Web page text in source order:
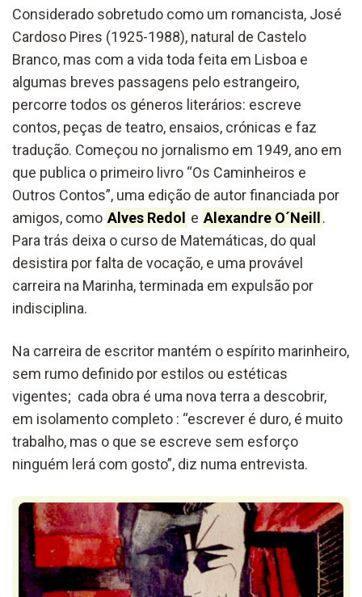
Considerado sobretudo como um romancista, José
Cardoso Pires (1925-1988), natural de Castelo
Branco, mas com a vida toda feita em Lisboa e
algumas breves passagens pelo estrangeiro,
percorre todos os géneros literários: escreve
contos, peças de teatro, ensaios, crónicas e faz
tradução. Começou no jornalismo em 1949, ano em
que publica o primeiro livro “Os Caminheiros e
Outros Contos”, uma edição de autor financiada por
amigos, como Alves Redol e Alexandre O´Neill.
Para trás deixa o curso de Matemáticas, do qual
desistira por falta de vocação, e uma provável
carreira na Marinha, terminada em expulsão por
indisciplina.
Na carreira de escritor mantém o espírito marinheiro,
sem rumo definido por estilos ou estéticas
vigentes; cada obra é uma nova terra a descobrir,
em isolamento completo : “escrever é duro, é muito
trabalho, mas o que se escreve sem esforço
ninguém lerá com gosto”, diz numa entrevista.